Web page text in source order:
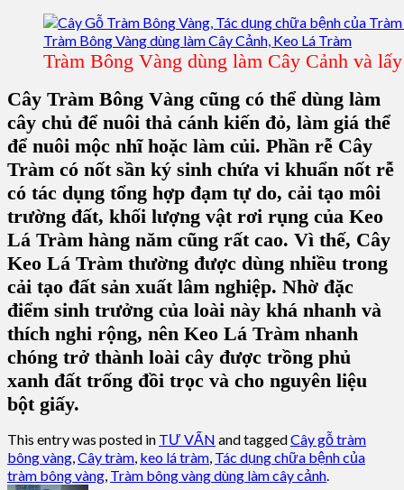
Tràm Bông Vàng dùng làm Cây Cảnh và
Cây Tràm Bông Vàng cũng có thể dùng làm
cây chủ để nuôi thả cánh kiến đỏ, làm giá thể
để nuôi mộc nhĩ hoặc làm củi. Phần rễ Cây
Tràm có nốt sần ký sinh chứa vi khuẩn nốt rễ
có tác dụng tổng hợp đạm tự do, cải tạo môi
trường đất, khối lượng vật rơi rụng của Keo
Lá Tràm hàng năm cũng rất cao. Vì thế, Cây
Keo Lá Tràm thường được dùng nhiều trong
cải tạo đất sản xuất lâm nghiệp. Nhờ đặc
điểm sinh trưởng của loài này khá nhanh và
thích nghi rộng, nên Keo Lá Tràm nhanh
chóng trở thành loài cây được trồng phủ
xanh đất trống đồi trọc và cho nguyên liệu
bột giấy.
This entry was posted in TƯ VẤN and taggedCây gỗ tràm
bông vàng,Cây tràm, keo lá tràm, Tác dụng chữa bệnh của
tràm bông vàng, Tràm bông vàng dùng làm cây cảnh.